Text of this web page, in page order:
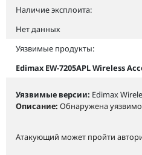
Наличие эксплоита:
Нет данных
Уязвимые продукты:
Edimax EW-7205APL Wireless
Уязвимые версии: Edimax
Описание: Обнаружена
Атакующий может пройти